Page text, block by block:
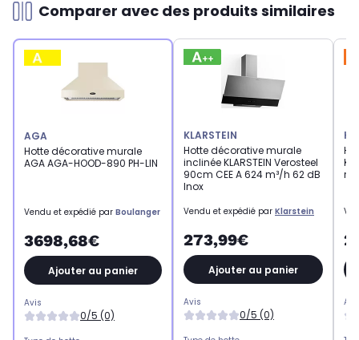
Comparer avec des produits similaires
AGA
Hotte décorative murale
AGA AGA-HOOD-890 PH-LIN
Vendu et expédié par Boulanger
3698,68€
Ajouter au panier
Avis
0/5 (0)
KLARSTEIN
Hotte décorative murale
inclinée KLARSTEIN Verosteel
90cm CEE A 624 m³/h 62 dB
Inox
Vendu et expédié par Klarstein
273,99€
Ajouter au panier
Avis
0/5 (0)